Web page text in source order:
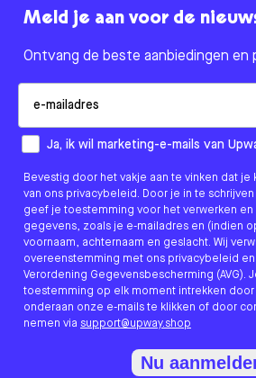
Meld je aan voor de
Ontvang de beste aanbiedingen en
How would you like to hear from us?
Ja, ik wil marketing-e-mails van
Bevestig door het vakje aan te vinken dat je
van ons privacybeleid. Door je in te
geef je toestemming voor het verwerken en
gegevens, zoals je e-mailadres en (indien
voornaam, achternaam en geslacht. Wij
overeenstemming met ons privacybeleid
Verordening Gegevensbescherming (AVG).
toestemming op elk moment intrekken
onderaan onze e-mails te klikken of door
nemen via support@upway.shop
Nu